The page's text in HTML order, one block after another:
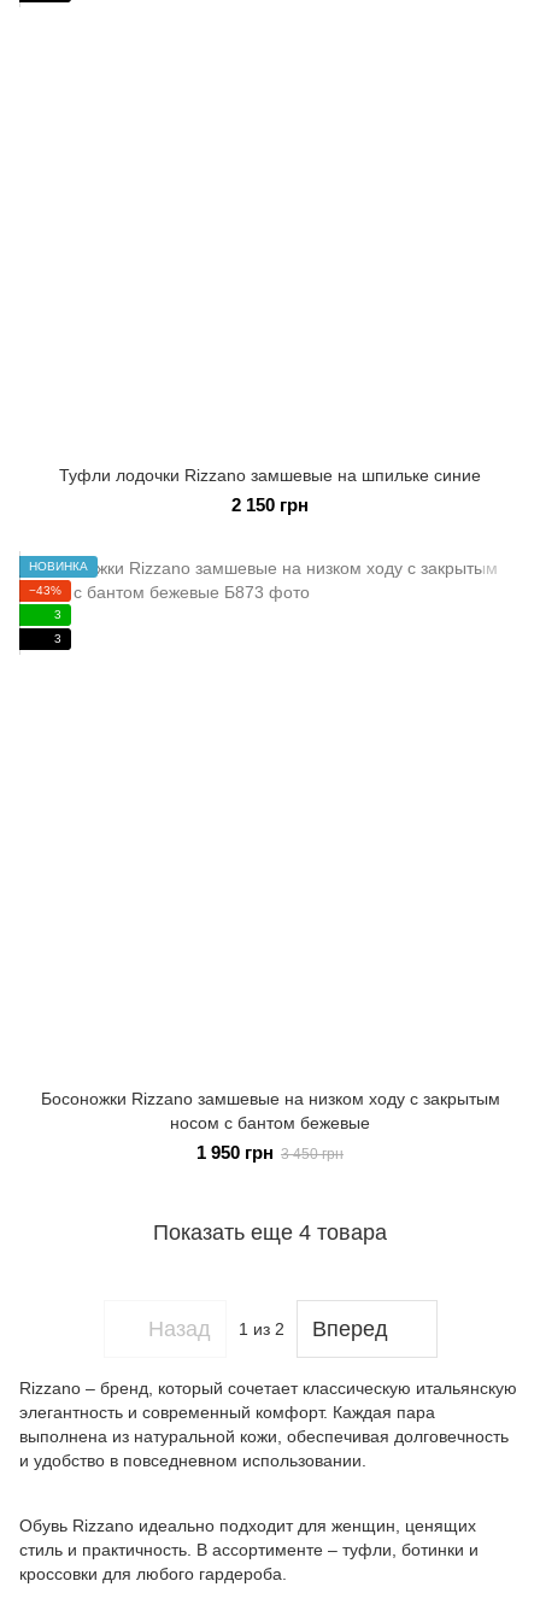
Туфли лодочки Rizzano замшевые на шпильке синие
2 150 грн
НОВИНКА
−43%
3
3
Босоножки Rizzano замшевые на низком ходу с закрытым
носом с бантом бежевые
1 950 грн 3 450 грн
Показать еще 4 товара
Назад 1 из 2 Вперед
Rizzano – бренд, который сочетает классическую итальянскую
элегантность и современный комфорт. Каждая пара
выполнена из натуральной кожи, обеспечивая долговечность
и удобство в повседневном использовании.
Обувь Rizzano идеально подходит для женщин, ценящих
стиль и практичность. В ассортименте – туфли, ботинки и
кроссовки для любого гардероба.